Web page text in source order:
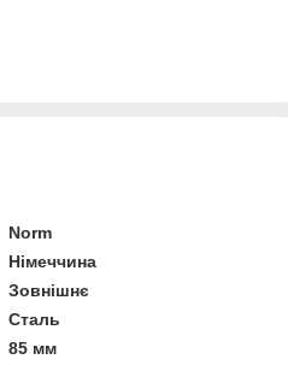
Norm
Німеччина
Зовнішнє
Сталь
85 мм